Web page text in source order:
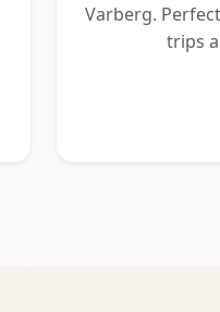
Varberg.
trips